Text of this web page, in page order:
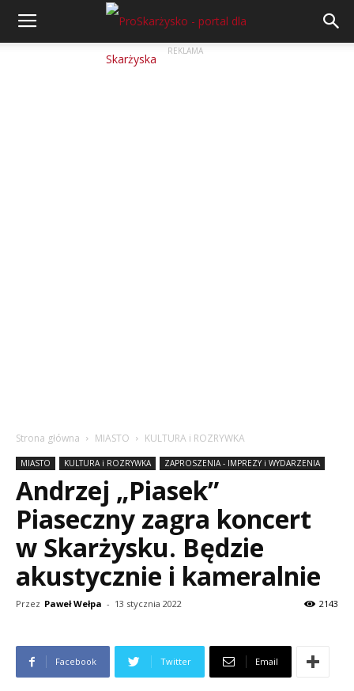
REKLAMA
Strona główna MIASTO KULTURA i ROZRYWKA
MIASTO KULTURA i ROZRYWKA ZAPROSZENIA - IMPREZY i WYDARZENIA
Andrzej „Piasek”
Piaseczny zagra koncert
w Skarżysku. Będzie
akustycznie i kameralnie
Przez Paweł Wełpa - 13 stycznia 2022 2143
Facebook Twitter Email